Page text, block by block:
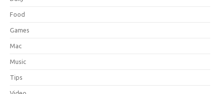
Food
Games
Mac
Music
Tips